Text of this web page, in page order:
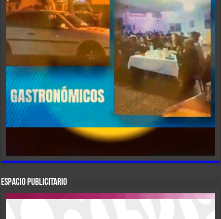
ESPACIO PUBLICITARIO